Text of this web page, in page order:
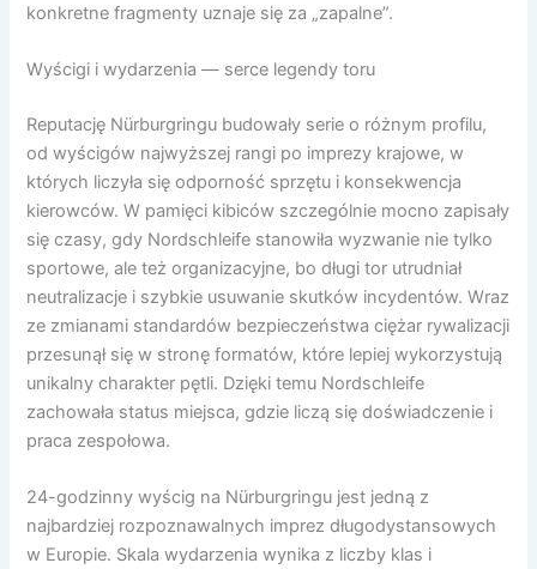
konkretne fragmenty uznaje się za „zapalne”.
Wyścigi i wydarzenia — serce legendy toru
Reputację Nürburgringu budowały serie o różnym profilu,
od wyścigów najwyższej rangi po imprezy krajowe, w
których liczyła się odporność sprzętu i konsekwencja
kierowców. W pamięci kibiców szczególnie mocno zapisały
się czasy, gdy Nordschleife stanowiła wyzwanie nie tylko
sportowe, ale też organizacyjne, bo długi tor utrudniał
neutralizacje i szybkie usuwanie skutków incydentów. Wraz
ze zmianami standardów bezpieczeństwa ciężar rywalizacji
przesunął się w stronę formatów, które lepiej wykorzystują
unikalny charakter pętli. Dzięki temu Nordschleife
zachowała status miejsca, gdzie liczą się doświadczenie i
praca zespołowa.
24-godzinny wyścig na Nürburgringu jest jedną z
najbardziej rozpoznawalnych imprez długodystansowych
w Europie. Skala wydarzenia wynika z liczby klas i